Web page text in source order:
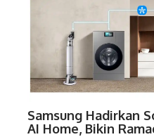
Samsung Hadirkan
AI Home, Bikin